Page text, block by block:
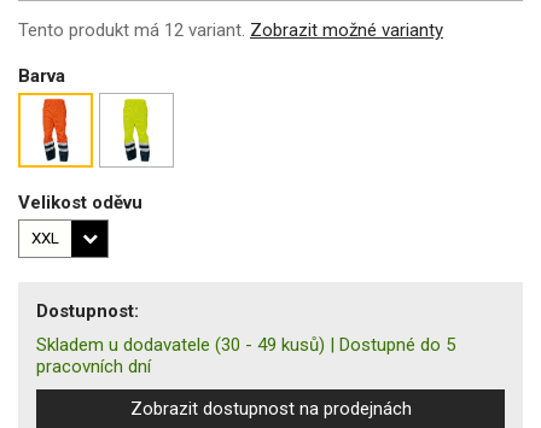
Tento produkt má 12 variant. Zobrazit možné varianty
Barva
Velikost oděvu
Dostupnost:
Skladem u dodavatele (30 - 49 kusů) | Dostupné do 5
pracovních dní
Zobrazit dostupnost na prodejnách